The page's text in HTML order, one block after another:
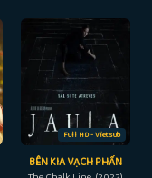
Full HD - Vietsub
BÊN KIA VẠCH PHẤN